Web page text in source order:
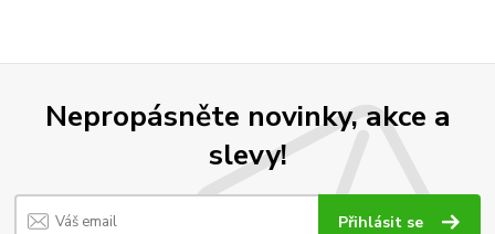
Nepropásněte novinky, akce a
slevy!
Přihlásit se